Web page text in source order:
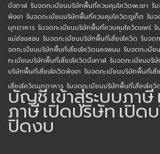
บึงกาฬ รับจดทะเบียนบริษัทพื้นที่ควบคุมโควิดพะเยา รั
พังงา รับจดทะเบียนบริษัทพื้นที่ควบคุมโควิดภูเก็ต รับ
มุกดาหาร รับจดทะเบียนบริษัทพื้นที่ควบคุมโควิดแพร่ รั
แม่ฮ่องสอน รับจดทะเบียนบริษัทพื้นที่เสี่ยงโควิด รับจด
จดทะเบียนบริษัทพื้นที่เสี่ยงโควิดนครพนม รับจดทะเบี
ทะเบียนบริษัทพื้นที่เสี่ยงโควิดบึงกาฬ รับจดทะเบียนบริ
บริษัทพื้นที่เสี่ยงโควิดพังงา รับจดทะเบียนบริษัทพื้นที่เสี่
เสี่ยงโควิดมุกดาหาร รับจดทะเบียนบริษัทพื้นที่เสี่ยงโควิ
บัญชีเข้าสู่ระบบภาษี
ภาษีเปิดบริษัทเปิด
ปิดงบ